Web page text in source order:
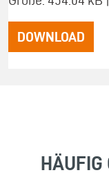
DOWNLOAD
HÄUFIG